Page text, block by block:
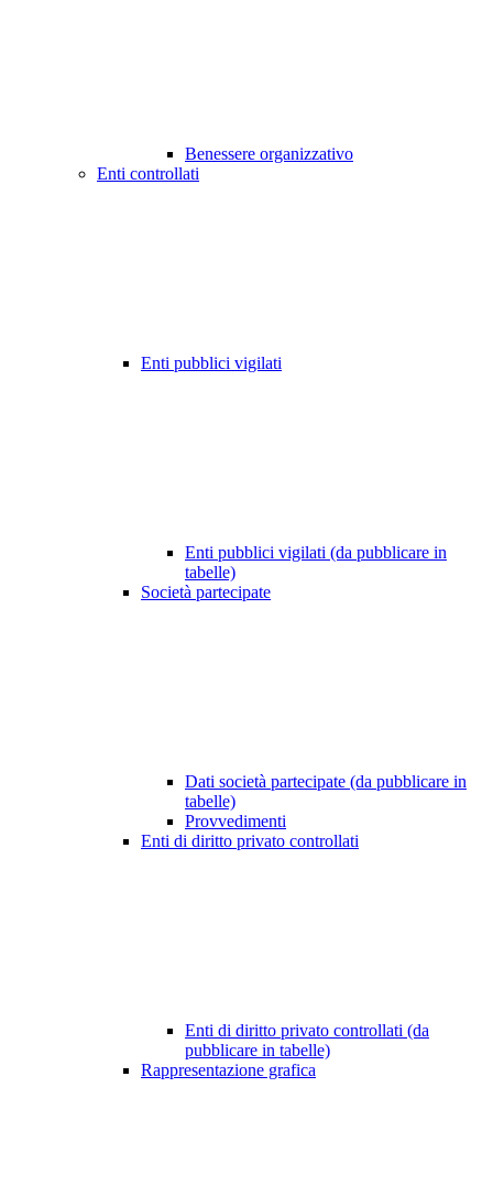
Benessere organizzativo
Enti controllati
Enti pubblici vigilati
Enti pubblici vigilati (da pubblicare in
tabelle)
Società partecipate
Dati società partecipate (da pubblicare in
tabelle)
Provvedimenti
Enti di diritto privato controllati
Enti di diritto privato controllati (da
pubblicare in tabelle)
Rappresentazione grafica